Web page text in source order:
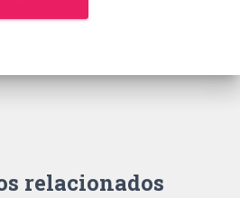
relacionados